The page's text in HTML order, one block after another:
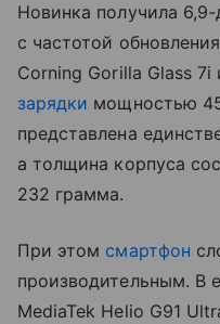
Новинка получила
с частотой
Corning Gorilla Glass
зарядки мощностью
представлена
а толщина корпуса
232 грамма.
При этом смартфон
производительным. В
MediaTek Helio G91